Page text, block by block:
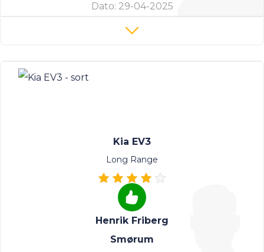
Dato: 29-04-2025
Kia EV3
Long Range
Henrik Friberg
Smørum